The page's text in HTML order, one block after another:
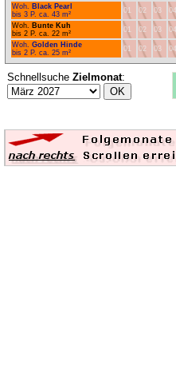
Woh. Black Pearl
bis 3 P. ca. 43 m²
01 02 03 04
Woh. Bunte Kuh
bis 2 P. ca. 22 m²
01 02 03 04
Woh. Golden Hinde
bis 2 P. ca. 25 m²
01 02 03 04
Schnellsuche Zielmonat: